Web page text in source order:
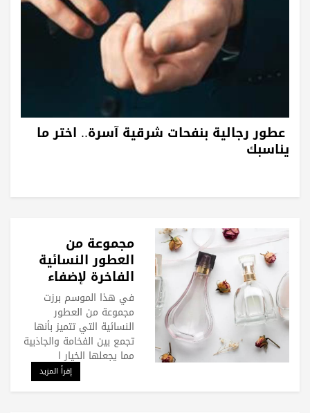
عطور رجالية بنفحات شرقية آسرة.. اختر ما
يناسبك
مجموعة من
العطور النسائية
الفاخرة لإضفاء
لمسة من التميز
على إطلالاتك
في هذا الموسم برزت
مجموعة من العطور
النسائية التي تتميز بأنها
تجمع بين الفخامة والجاذبية
مما يجعلها الخيار ا
إقرأ المزيد